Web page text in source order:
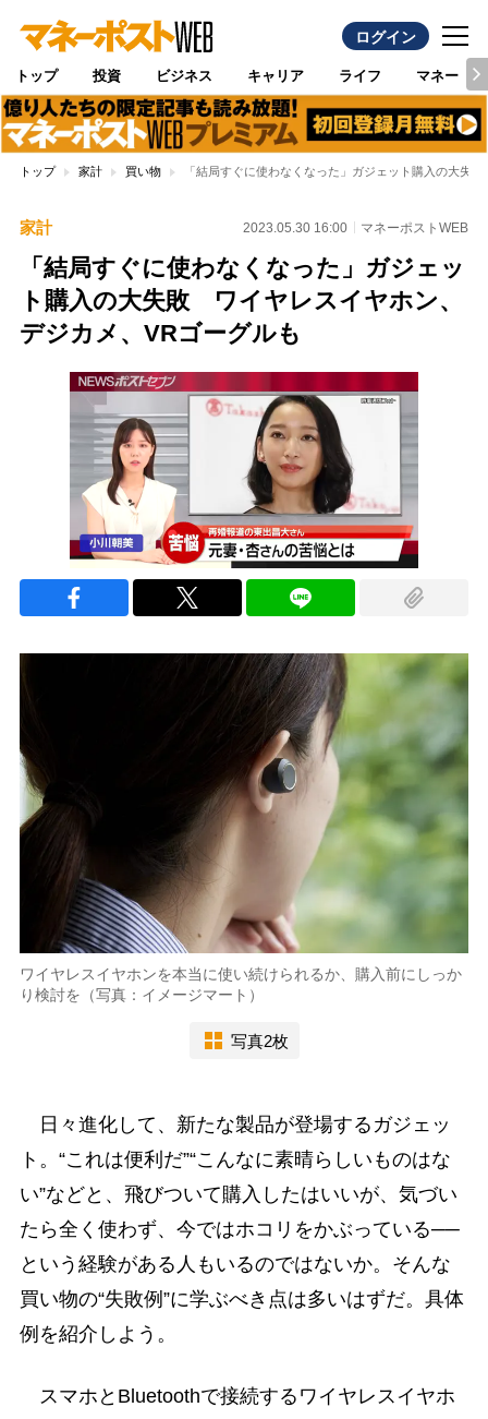
ログイン
トップ 投資 ビジネス キャリア ライフ マネー
トップ 家計 買い物 「結局すぐに使わなくなった」ガジェット購入の大失
家計 2023.05.30 16:00 マネーポストWEB
「結局すぐに使わなくなった」ガジェッ
ト購入の大失敗 ワイヤレスイヤホン、
デジカメ、VRゴーグルも
ワイヤレスイヤホンを本当に使い続けられるか、購入前にしっか
り検討を（写真：イメージマート）
写真2枚
日々進化して、新たな製品が登場するガジェッ
ト。“これは便利だ”“こんなに素晴らしいものはな
い”などと、飛びついて購入したはいいが、気づい
たら全く使わず、今ではホコリをかぶっている──
という経験がある人もいるのではないか。そんな
買い物の“失敗例”に学ぶべき点は多いはずだ。具体
例を紹介しよう。
スマホとBluetoothで接続するワイヤレスイヤホ